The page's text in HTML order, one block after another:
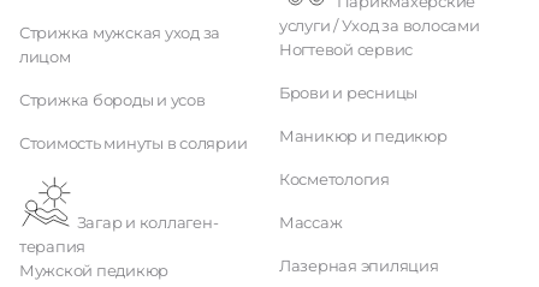
Стрижка мужская уход за
лицом
Стрижка бороды и усов
Стоимость минуты в солярии
терапия
Мужской педикюр
услуги / Уход за волосами
Ногтевой сервис
Брови и ресницы
Маникюр и педикюр
Косметология
Массаж
Лазерная эпиляция